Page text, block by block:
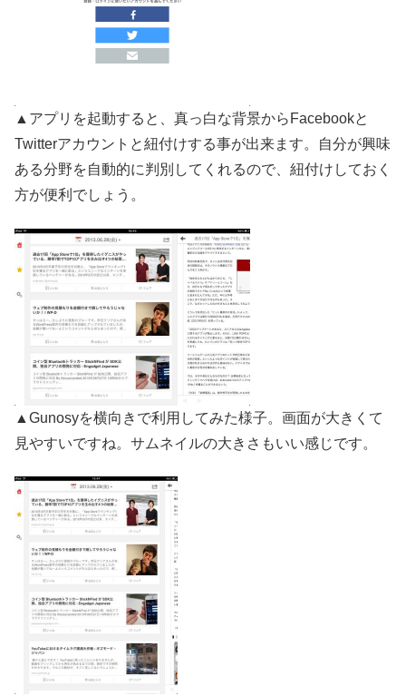
▲アプリを起動すると、真っ白な背景からFacebookと
Twitterアカウントと紐付けする事が出来ます。自分が興味
ある分野を自動的に判別してくれるので、紐付けしておく
方が便利でしょう。
▲Gunosyを横向きで利用してみた様子。画面が大きくて
見やすいですね。サムネイルの大きさもいい感じです。